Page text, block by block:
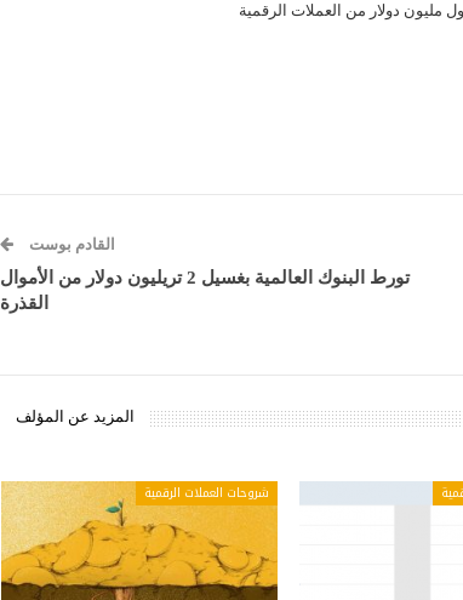
مليون دولار من العملات الرقمية
القادم بوست
تورط البنوك العالمية بغسيل 2 تريليون دولار من الأموال
القذرة
المزيد عن المؤلف
شروحات العملات الرقمية